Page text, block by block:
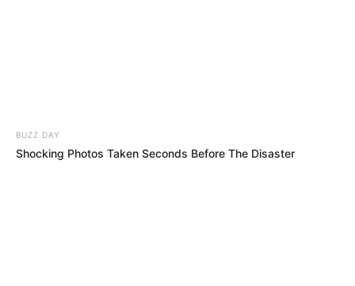
BUZZ DAY
Shocking Photos Taken Seconds Before The Disaster